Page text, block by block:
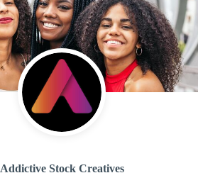
Addictive Stock Creatives